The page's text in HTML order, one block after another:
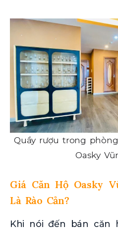
Quầy rượu trong
Oasky
Giá Căn Hộ Oasky
Là Rào Cản?
Khi nói đến bán căn